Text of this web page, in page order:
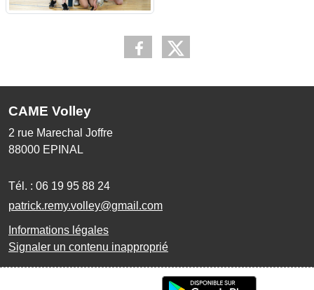
CAME Volley
2 rue Marechal Joffre
88000 EPINAL
Tél. : 06 19 95 88 24
patrick.remy.volley@gmail.com
Informations légales
Signaler un contenu inapproprié